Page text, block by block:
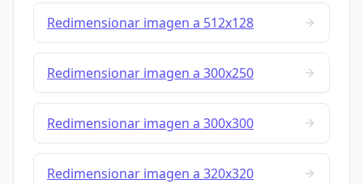
Redimensionar imagen a 512x128
Redimensionar imagen a 300x250
Redimensionar imagen a 300x300
Redimensionar imagen a 320x320